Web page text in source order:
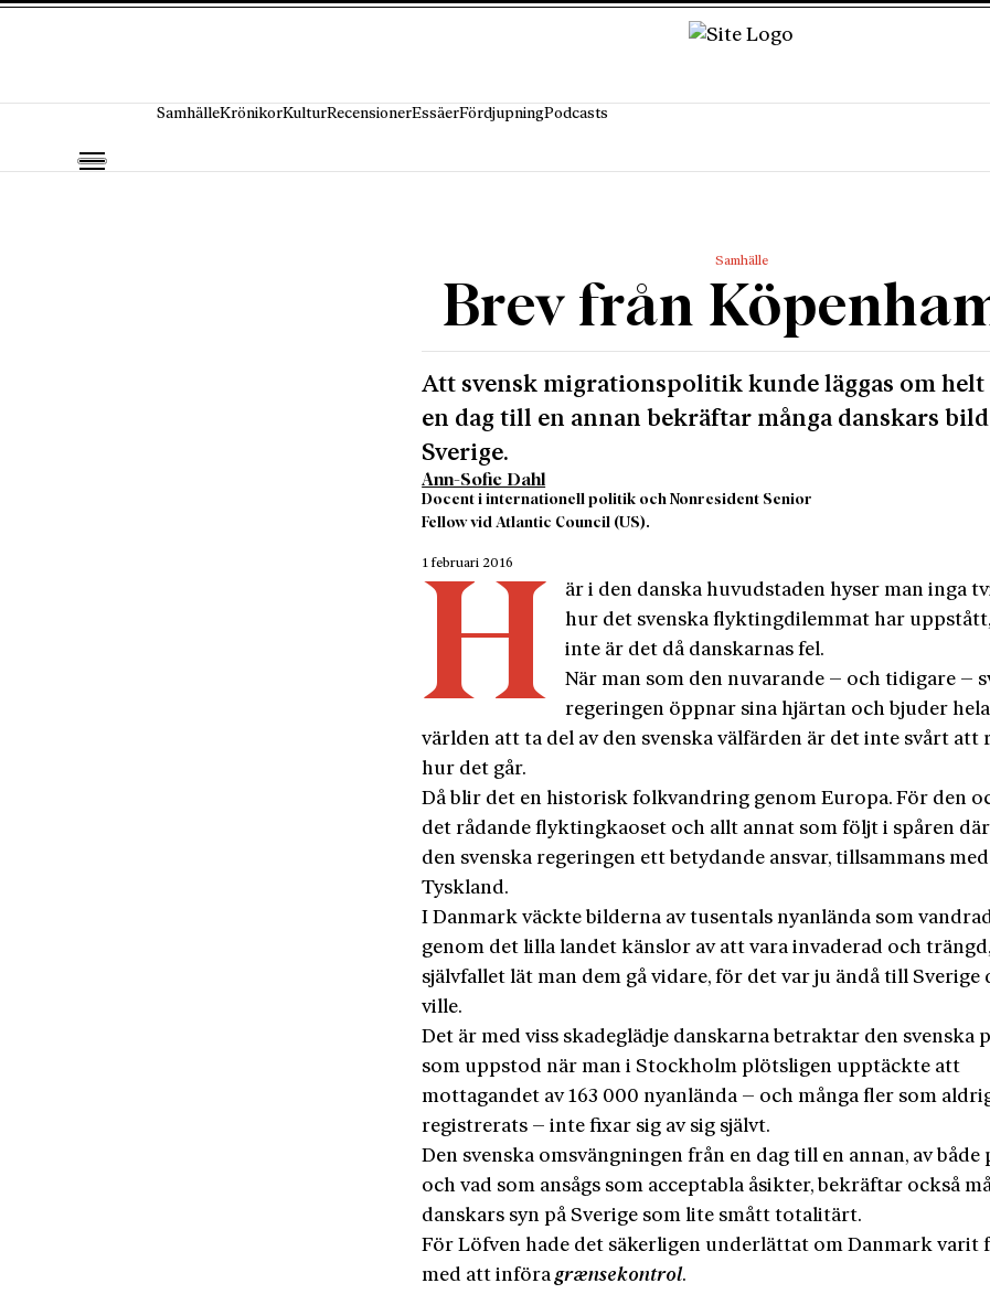
SamhälleKrönikorKulturRecensionerEssäerFördjupningPodcasts
Samhälle
Brev från
Att svensk migrationspolitik kunde läggas om helt
en dag till en annan bekräftar många danskars
Sverige.
Ann-Sofie Dahl
Docent i internationell politik och Nonresident Senior
Fellow vid Atlantic Council (US).
1 februari 2016
H
är i den danska huvudstaden hyser man inga
hur det svenska flyktingdilemmat har
inte är det då danskarnas fel.
När man som den nuvarande – och tidigare –
regeringen öppnar sina hjärtan och bjuder hela
världen att ta del av den svenska välfärden är det inte svårt att
hur det går.
Då blir det en historisk folkvandring genom Europa. För den
det rådande flyktingkaoset och allt annat som följt i spåren
den svenska regeringen ett betydande ansvar, tillsammans med
Tyskland.
I Danmark väckte bilderna av tusentals nyanlända som
genom det lilla landet känslor av att vara invaderad och
självfallet lät man dem gå vidare, för det var ju ändå till Sverige
ville.
Det är med viss skadeglädje danskarna betraktar den svenska
som uppstod när man i Stockholm plötsligen upptäckte att
mottagandet av 163 000 nyanlända – och många fler som
registrerats – inte fixar sig av sig självt.
Den svenska omsvängningen från en dag till en annan, av
och vad som ansågs som acceptabla åsikter, bekräftar också
danskars syn på Sverige som lite smått totalitärt.
För Löfven hade det säkerligen underlättat om Danmark varit
med att införagrænsekontrol.